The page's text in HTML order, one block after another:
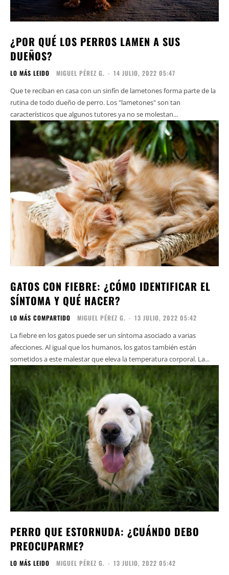
¿POR QUÉ LOS PERROS LAMEN A SUS
DUEÑOS?
LO MÁS LEIDO MIGUEL PÉREZ G. - 14 JULIO, 2022 05:47
Que te reciban en casa con un sinfín de lametones forma parte de la
rutina de todo dueño de perro. Los "lametones" son tan
característicos que algunos tutores ya no se molestan...
GATOS CON FIEBRE: ¿CÓMO IDENTIFICAR EL
SÍNTOMA Y QUÉ HACER?
LO MÁS COMPARTIDO MIGUEL PÉREZ G. - 13 JULIO, 2022 05:42
La fiebre en los gatos puede ser un síntoma asociado a varias
afecciones. Al igual que los humanos, los gatos también están
sometidos a este malestar que eleva la temperatura corporal. La...
PERRO QUE ESTORNUDA: ¿CUÁNDO DEBO
PREOCUPARME?
LO MÁS LEIDO MIGUEL PÉREZ G. - 13 JULIO, 2022 05:42